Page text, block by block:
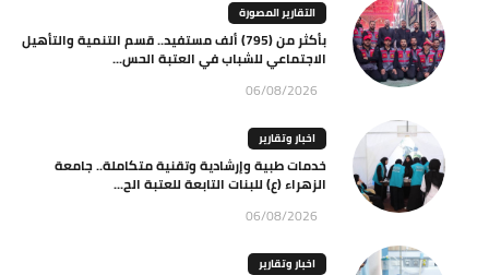
التقارير المصورة
بأكثر من (795) ألف مستفيد.. قسم التنمية والتأهيل
الاجتماعي للشباب في العتبة الحس...
06/08/2026
اخبار وتقارير
خدمات طبية وإرشادية وتقنية متكاملة.. جامعة
الزهراء (ع) للبنات التابعة للعتبة الح...
06/08/2026
اخبار وتقارير